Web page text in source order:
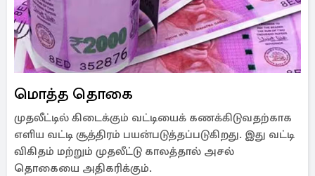
மொத்த தொகை
முதலீட்டில் கிடைக்கும் வட்டியைக் கணக்கிடுவதற்காக
எளிய வட்டி சூத்திரம் பயன்படுத்தப்படுகிறது. இது வட்டி
விகிதம் மற்றும் முதலீட்டு காலத்தால் அசல்
தொகையை அதிகரிக்கும்.